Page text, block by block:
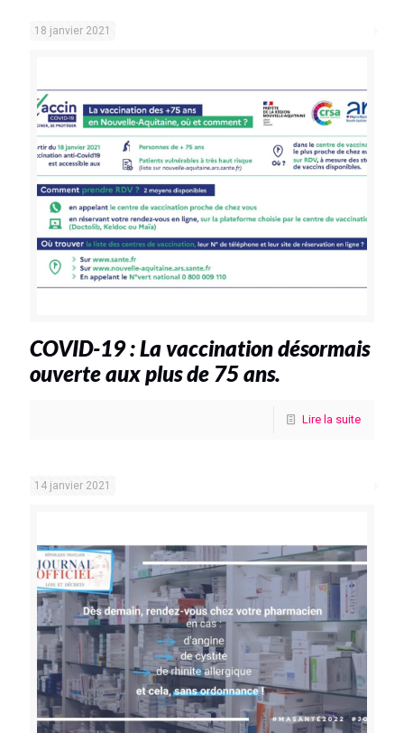
18 janvier 2021
COVID-19 : La vaccination désormais
ouverte aux plus de 75 ans.
Lire la suite
14 janvier 2021